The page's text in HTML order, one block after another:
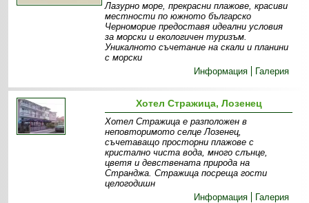
Лазурно море, прекрасни плажове, красиви
местности по южното българско
Черноморие предоставя идеални условия
за морски и екологичен туризъм.
Уникалното съчетание на скали и планини
с морски
Информация
Галерия
Хотел Стражица, Лозенец
Хотел Стражица е разположен в
неповторимото селце Лозенец,
съчетаващо просторни плажове с
кристално чиста вода, много слънце,
цветя и девствената природа на
Странджа. Стражица посреща гости
целогодишн
Информация
Галерия